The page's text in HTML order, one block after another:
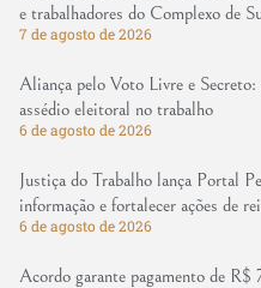
e trabalhadores do Complexo de
7 de agosto de 2026
Aliança pelo Voto Livre e
assédio eleitoral no trabalho
6 de agosto de 2026
Justiça do Trabalho lança Portal
informação e fortalecer ações de
6 de agosto de 2026
Acordo garante pagamento de R$